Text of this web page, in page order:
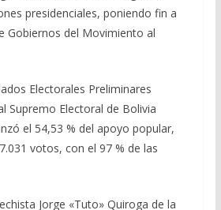
presidenciales, poniendo fin a
Gobiernos del Movimiento al
Electorales Preliminares
Supremo Electoral de Bolivia
el 54,53 % del apoyo popular,
votos, con el 97 % de las
Jorge «Tuto» Quiroga de la